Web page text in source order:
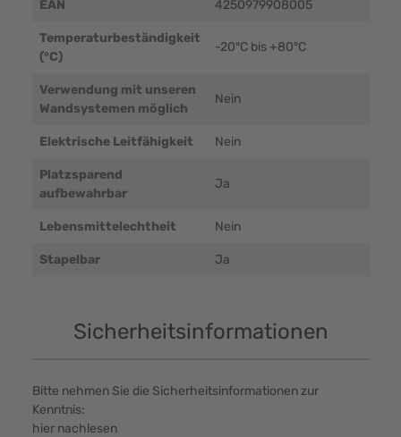
EAN 4250979908005
Temperaturbeständigkeit
(°C)
-20°C bis +80°C
Verwendung mit unseren
Wandsystemen möglich
Nein
Elektrische Leitfähigkeit Nein
Platzsparend
aufbewahrbar
Ja
Lebensmittelechtheit Nein
Stapelbar Ja
Sicherheitsinformationen
Bitte nehmen Sie die Sicherheitsinformationen zur
Kenntnis:
hier nachlesen